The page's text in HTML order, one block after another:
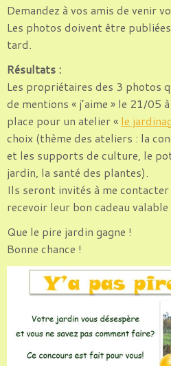
Demandez à vos amis de venir
Les photos doivent être
tard.
Résultats :
Les propriétaires des 3 photos
de mentions « j’aime » le 21/05
place pour un atelier « le
choix (thème des ateliers : la
et les supports de culture, le
jardin, la santé des plantes).
Ils seront invités à me
recevoir leur bon cadeau valable
Que le pire jardin gagne !
Bonne chance !